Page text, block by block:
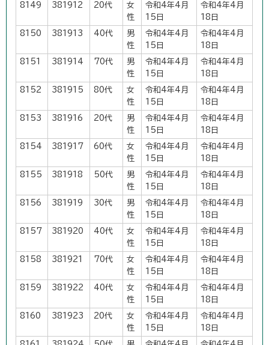
8149 381912 20代
女
性
令和4年4月
15日
令和4年4月
18日
8150 381913 40代
男
性
令和4年4月
15日
令和4年4月
18日
8151 381914 70代
男
性
令和4年4月
15日
令和4年4月
18日
8152 381915 80代
女
性
令和4年4月
15日
令和4年4月
18日
8153 381916 20代
男
性
令和4年4月
15日
令和4年4月
18日
8154 381917 60代
女
性
令和4年4月
15日
令和4年4月
18日
8155 381918 50代
男
性
令和4年4月
15日
令和4年4月
18日
8156 381919 30代
男
性
令和4年4月
15日
令和4年4月
18日
8157 381920 40代
女
性
令和4年4月
15日
令和4年4月
18日
8158 381921 70代
女
性
令和4年4月
15日
令和4年4月
18日
8159 381922 40代
女
性
令和4年4月
15日
令和4年4月
18日
8160 381923 20代
女
性
令和4年4月
15日
令和4年4月
18日